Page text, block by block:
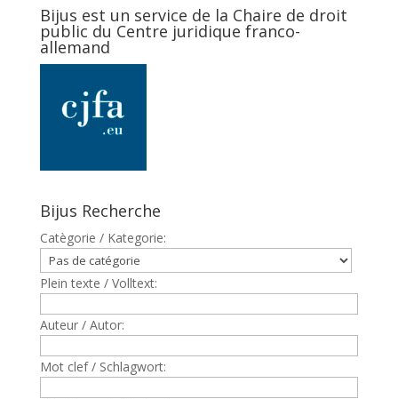
Bijus est un service de la Chaire de droit
public du Centre juridique franco-
allemand
Bijus Recherche
Catègorie / Kategorie:
Plein texte / Volltext:
Auteur / Autor:
Mot clef / Schlagwort: